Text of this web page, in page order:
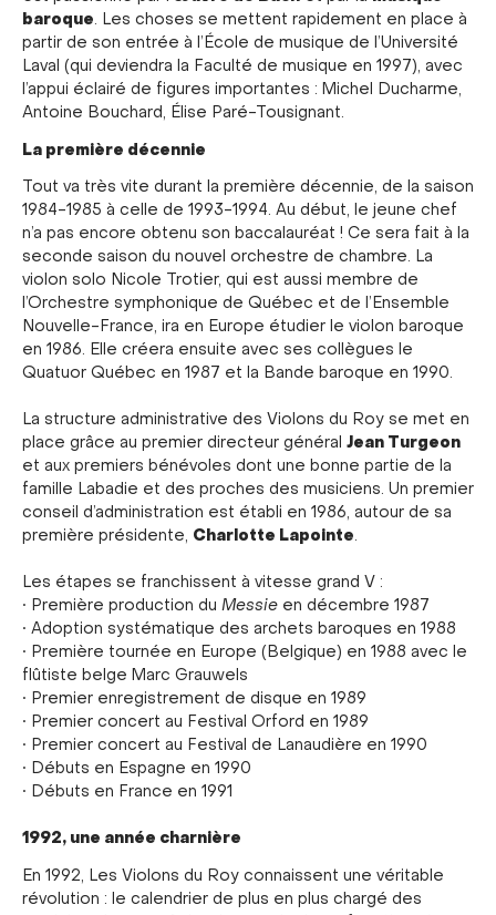
baroque. Les choses se mettent rapidement en place à
partir de son entrée à l’École de musique de l’Université
Laval (qui deviendra la Faculté de musique en 1997), avec
l’appui éclairé de figures importantes : Michel Ducharme,
Antoine Bouchard, Élise Paré-Tousignant.
La première décennie
Tout va très vite durant la première décennie, de la saison
1984-1985 à celle de 1993-1994. Au début, le jeune chef
n’a pas encore obtenu son baccalauréat ! Ce sera fait à la
seconde saison du nouvel orchestre de chambre. La
violon solo Nicole Trotier, qui est aussi membre de
l’Orchestre symphonique de Québec et de l’Ensemble
Nouvelle-France, ira en Europe étudier le violon baroque
en 1986. Elle créera ensuite avec ses collègues le
Quatuor Québec en 1987 et la Bande baroque en 1990.
La structure administrative des Violons du Roy se met en
place grâce au premier directeur général Jean Turgeon
et aux premiers bénévoles dont une bonne partie de la
famille Labadie et des proches des musiciens. Un premier
conseil d’administration est établi en 1986, autour de sa
première présidente, Charlotte Lapointe.
Les étapes se franchissent à vitesse grand V :
• Première production du Messie en décembre 1987
• Adoption systématique des archets baroques en 1988
• Première tournée en Europe (Belgique) en 1988 avec le
flûtiste belge Marc Grauwels
• Premier enregistrement de disque en 1989
• Premier concert au Festival Orford en 1989
• Premier concert au Festival de Lanaudière en 1990
• Débuts en Espagne en 1990
• Débuts en France en 1991
1992, une année charnière
En 1992, Les Violons du Roy connaissent une véritable
révolution : le calendrier de plus en plus chargé des